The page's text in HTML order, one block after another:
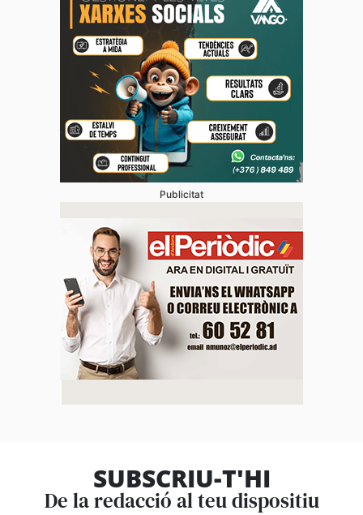
Publicitat
SUBSCRIU-T'HI
De la redacció al teu dispositiu